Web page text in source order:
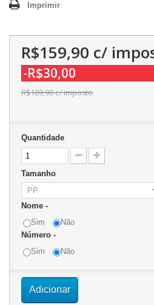
Imprimir
R$159,90 c/
-R$30,00
R$189,90c/ imposto
Quantidade
Tamanho
Nome -
Sim
Não
Número -
Sim
Não
Adicionar